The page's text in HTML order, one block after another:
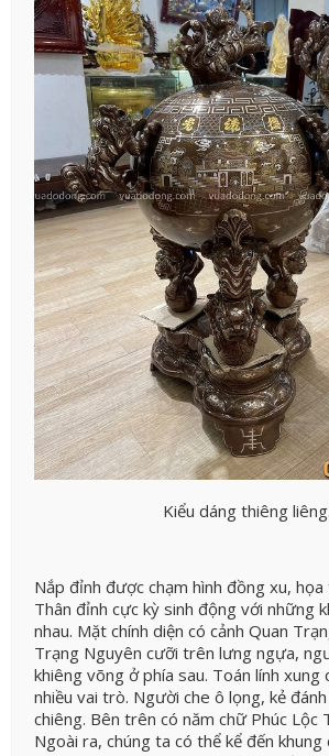
Kiểu dáng thiêng liêng.
Nắp đỉnh được chạm hình đồng xu, họa
Thân đỉnh cực kỳ sinh động với những
nhau. Mặt chính diện có cảnh Quan
Trạng Nguyên cưỡi trên lưng ngựa,
khiêng võng ở phía sau. Toán lính xung
nhiều vai trò. Người che ô lọng, kẻ
chiêng. Bên trên có năm chữ Phúc Lộc
Ngoài ra, chúng ta có thể kể đến khung